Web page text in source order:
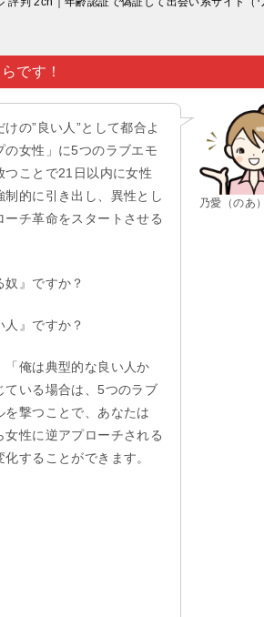
です！
乃愛（のあ）
の”良い人”として都合よ
の女性」に5つのラブエモ
つことで21日以内に女性
制的に引き出し、異性とし
チ革命をスタートさせる
』ですか？
』ですか？
「俺は典型的な良い人か
いる場合は、5つのラブ
撃つことで、あなたは
女性に逆アプローチされる
することができます。